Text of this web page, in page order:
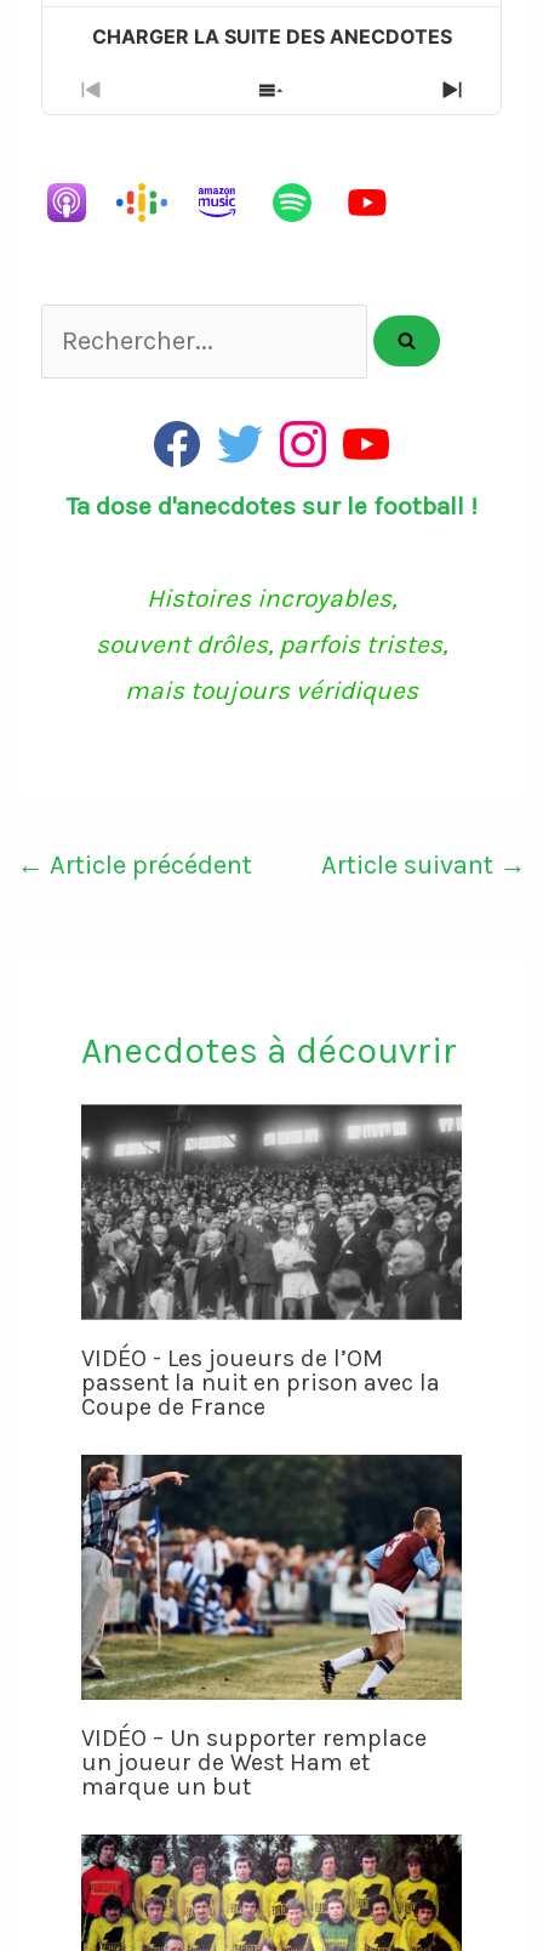
Previous
Episode
Show
Episodes
Next
Episode
Rechercher...
F
a
e
w
t
I
n
t
m
Y
T
Ta dose d'anecdotes sur le football !
Histoires incroyables,
souvent drôles, parfois tristes,
mais toujours véridiques
← Article précédent Article suivant →
Anecdotes à découvrir
VIDÉO - Les joueurs de l’OM
passent la nuit en prison avec la
Coupe de France
VIDÉO – Un supporter remplace
un joueur de West Ham et
marque un but